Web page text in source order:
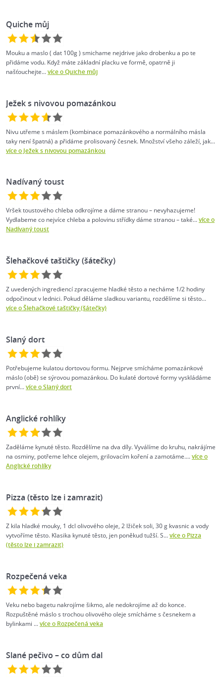
Quiche můj
Mouku a maslo ( dat 100g ) smichame nejdrive jako drobenku a po te
přidáme vodu. Když máte základní placku ve formě, opatrně ji
našťouchejte...více o Quiche můj
Ježek s nivovou pomazánkou
Nivu utřeme s máslem (kombinace pomazánkového a normálního másla
taky není špatná) a přidáme prolisovaný česnek. Množství všeho záleží, jak...
více o Ježek s nivovou pomazánkou
Nadívaný toust
Vršek toustového chleba odkrojíme a dáme stranou – nevyhazujeme!
Vydlabeme co nejvíce chleba a polovinu střídky dáme stranou – také...více o
Nadívaný toust
Šlehačkové taštičky (šátečky)
Z uvedených ingrediencí zpracujeme hladké těsto a necháme 1/2 hodiny
odpočinout v lednici. Pokud děláme sladkou variantu, rozdělíme si těsto...
více o Šlehačkové taštičky (šátečky)
Slaný dort
Potřebujeme kulatou dortovou formu. Nejprve smícháme pomazánkové
máslo (obě) se sýrovou pomazánkou. Do kulaté dortové formy vyskládáme
první...více o Slaný dort
Anglické rohlíky
Zaděláme kynuté těsto. Rozdělíme na dva díly. Vyválíme do kruhu, nakrájíme
na osminy, potřeme lehce olejem, grilovacím koření a zamotáme....více o
Anglické rohlíky
Pizza (těsto lze i zamrazit)
Z kila hladké mouky, 1 dcl olivového oleje, 2 lžiček soli, 30 g kvasnic a vody
vytvoříme těsto. Klasika kynuté těsto, jen poněkud tužší. S...více o Pizza
(těsto lze i zamrazit)
Rozpečená veka
Veku nebo bagetu nakrojíme šikmo, ale nedokrojíme až do konce.
Rozpuštěné máslo s trochou olivového oleje smícháme s česnekem a
bylinkami ...více o Rozpečená veka
Slané pečivo – co dům dal